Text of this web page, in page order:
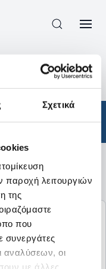
Σχετικά
παροχή λειτουργιών
της
που
συνεργάτες
αναλύσεων, οι
με άλλες
CHLORIDE